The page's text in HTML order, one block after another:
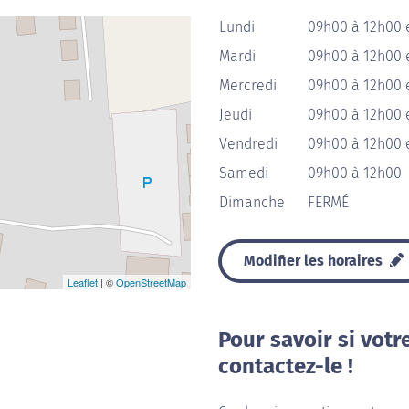
Leaflet | ©OpenStreetMap
Lundi
09h00 à 12h00
Mardi
09h00 à 12h00
Mercredi
09h00 à 12h00
Jeudi
09h00 à 12h00
Vendredi
09h00 à 12h00
Samedi
09h00 à 12h00
Dimanche
FERMÉ
Modifier les horaires
Pour savoir si
contactez-le !